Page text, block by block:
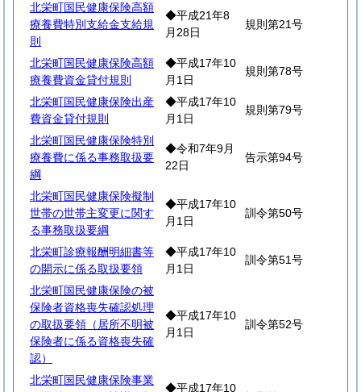
北栄町国民健康保険高額
療養費特別支給金支給規
則
◆平成21年8
月28日
規則第21号
北栄町国民健康保険高額
療養費資金貸付規則
◆平成17年10
月1日
規則第78号
北栄町国民健康保険出産
費資金貸付規則
◆平成17年10
月1日
規則第79号
北栄町国民健康保険特別
療養費に係る事務取扱要
綱
◆令和7年9月
22日
告示第94号
北栄町国民健康保険擬制
世帯の世帯主変更に関す
る事務取扱要綱
◆平成17年10
月1日
訓令第50号
北栄町診療報酬明細書等
の開示に係る取扱要領
◆平成17年10
月1日
訓令第51号
北栄町国民健康保険の被
保険者資格喪失確認処理
の取扱要領（居所不明被
保険者に係る資格喪失確
認）
◆平成17年10
月1日
訓令第52号
北栄町国民健康保険事業
◆平成17年10